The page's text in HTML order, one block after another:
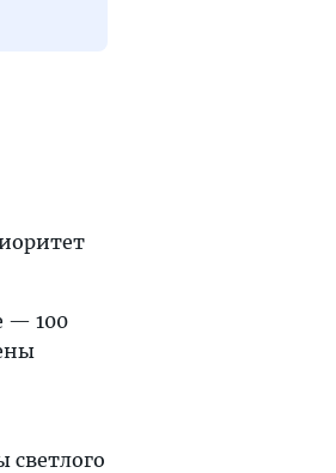
— 100